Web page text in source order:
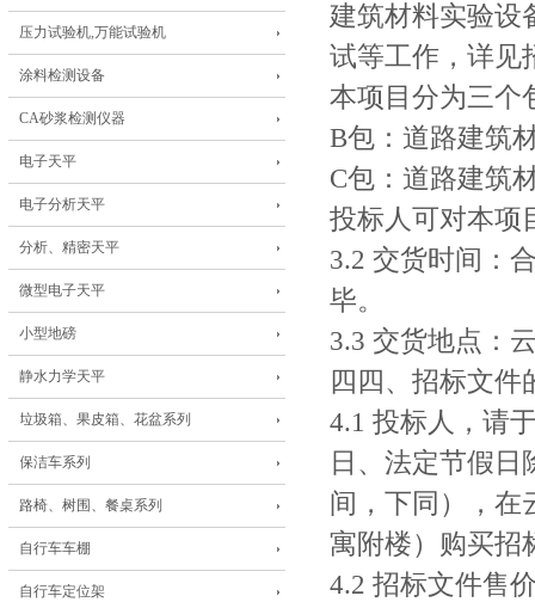
压力试验机,万能试验机
涂料检测设备
CA砂浆检测仪器
电子天平
电子分析天平
分析、精密天平
微型电子天平
小型地磅
静水力学天平
垃圾箱、果皮箱、花盆系列
保洁车系列
路椅、树围、餐桌系列
自行车车棚
自行车定位架
建筑材料实验设
试等工作，详见
本项目分为三个
B包：道路建筑
C包：道路建筑
投标人可对本项
3.2 交货时间：
毕。
3.3 交货地点：
四四、招标文
4.1 投标人，请
日、法定节假日
间，下同），在
寓附楼）购买招
4.2 招标文件售